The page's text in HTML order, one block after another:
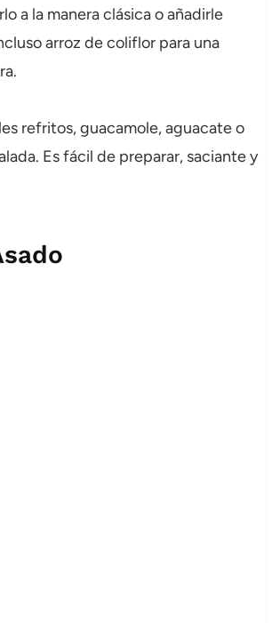
a la manera clásica o añadirle
arroz de coliflor para una
refritos, guacamole, aguacate o
Es fácil de preparar, saciante y